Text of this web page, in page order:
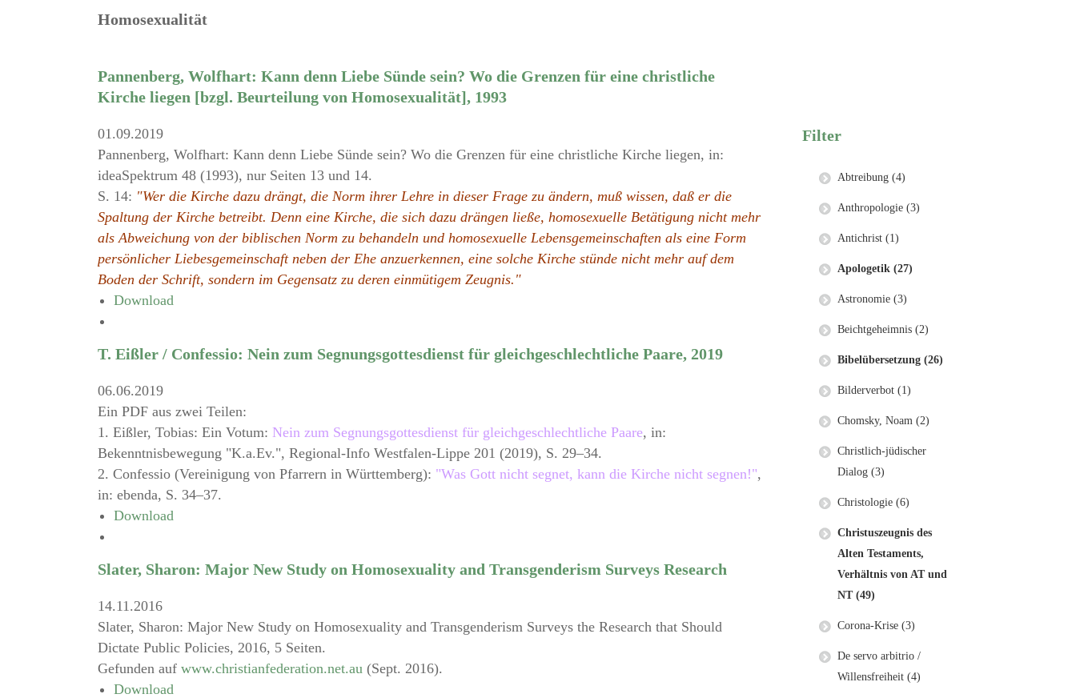
Homosexualität
Pannenberg, Wolfhart: Kann denn Liebe Sünde sein? Wo die Grenzen für eine christliche
Kirche liegen [bzgl. Beurteilung von Homosexualität], 1993
01.09.2019
Pannenberg, Wolfhart: Kann denn Liebe Sünde sein? Wo die Grenzen für eine christliche Kirche liegen, in:
ideaSpektrum 48 (1993), nur Seiten 13 und 14.
S. 14: "Wer die Kirche dazu drängt, die Norm ihrer Lehre in dieser Frage zu ändern, muß wissen, daß er die
Spaltung der Kirche betreibt. Denn eine Kirche, die sich dazu drängen ließe, homosexuelle Betätigung nicht mehr
als Abweichung von der biblischen Norm zu behandeln und homosexuelle Lebensgemeinschaften als eine Form
persönlicher Liebesgemeinschaft neben der Ehe anzuerkennen, eine solche Kirche stünde nicht mehr auf dem
Boden der Schrift, sondern im Gegensatz zu deren einmütigem Zeugnis."
Download
T. Eißler / Confessio: Nein zum Segnungsgottesdienst für gleichgeschlechtliche Paare, 2019
06.06.2019
Ein PDF aus zwei Teilen:
1. Eißler, Tobias: Ein Votum: Nein zum Segnungsgottesdienst für gleichgeschlechtliche Paare, in:
Bekenntnisbewegung "K.a.Ev.", Regional-Info Westfalen-Lippe 201 (2019), S. 29–34.
2. Confessio (Vereinigung von Pfarrern in Württemberg): "Was Gott nicht segnet, kann die Kirche nicht segnen!",
in: ebenda, S. 34–37.
Download
Slater, Sharon: Major New Study on Homosexuality and Transgenderism Surveys Research
14.11.2016
Slater, Sharon: Major New Study on Homosexuality and Transgenderism Surveys the Research that Should
Dictate Public Policies, 2016, 5 Seiten.
Gefunden auf www.christianfederation.net.au (Sept. 2016).
Download
Filter
Abtreibung (4)
Anthropologie (3)
Antichrist (1)
Apologetik (27)
Astronomie (3)
Beichtgeheimnis (2)
Bibelübersetzung (26)
Bilderverbot (1)
Chomsky, Noam (2)
Christlich-jüdischer
Dialog (3)
Christologie (6)
Christuszeugnis des
Alten Testaments,
Verhältnis von AT und
NT (49)
Corona-Krise (3)
De servo arbitrio /
Willensfreiheit (4)